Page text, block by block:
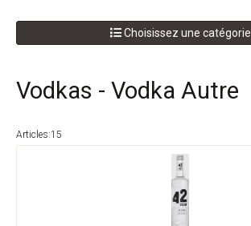
Choisissez une catégorie
Vodkas - Vodka Autre
Articles:15